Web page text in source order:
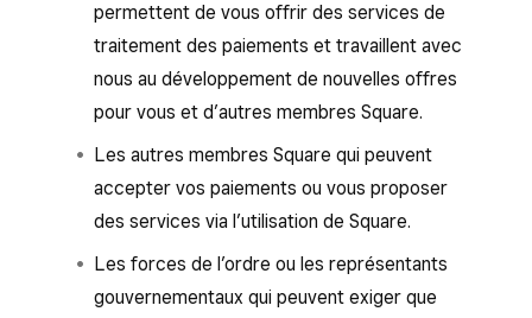
permettent de vous offrir des services de
traitement des paiements et travaillent avec
nous au développement de nouvelles offres
pour vous et d’autres membres Square.
Les autres membres Square qui peuvent
accepter vos paiements ou vous proposer
des services via l’utilisation de Square.
Les forces de l’ordre ou les représentants
gouvernementaux qui peuvent exiger que